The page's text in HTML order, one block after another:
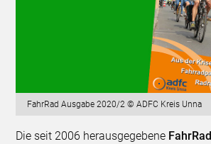
FahrRad Ausgabe 2020/2 © ADFC Kreis Unna
Die seit 2006 herausgegebene FahrRad